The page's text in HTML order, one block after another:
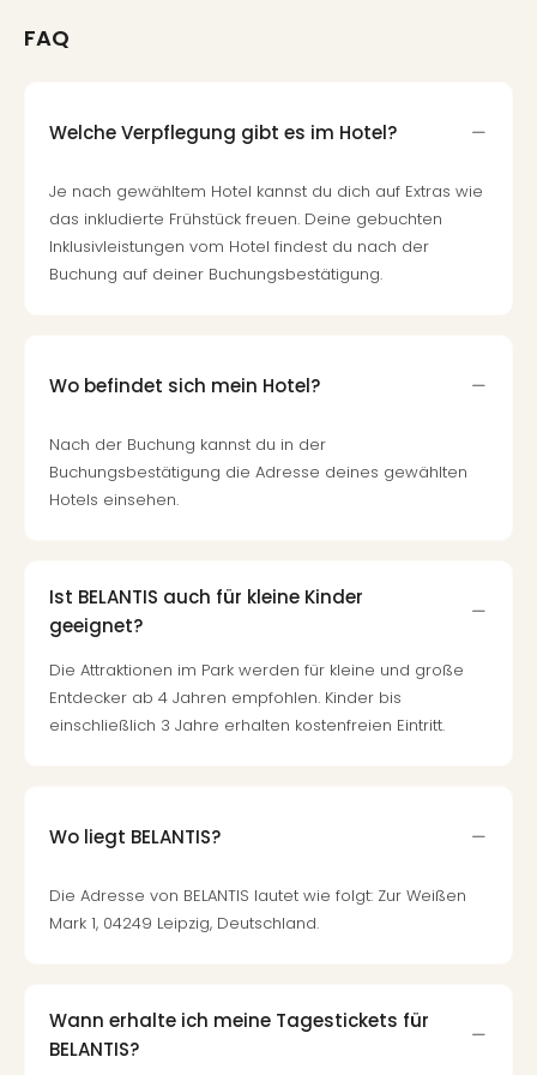
FAQ
Welche Verpflegung gibt es im Hotel?
Je nach gewähltem Hotel kannst du dich auf Extras wie
das inkludierte Frühstück freuen. Deine gebuchten
Inklusivleistungen vom Hotel findest du nach der
Buchung auf deiner Buchungsbestätigung.
Wo befindet sich mein Hotel?
Nach der Buchung kannst du in der
Buchungsbestätigung die Adresse deines gewählten
Hotels einsehen.
Ist BELANTIS auch für kleine Kinder
geeignet?
Die Attraktionen im Park werden für kleine und große
Entdecker ab 4 Jahren empfohlen. Kinder bis
einschließlich 3 Jahre erhalten kostenfreien Eintritt.
Wo liegt BELANTIS?
Die Adresse von BELANTIS lautet wie folgt: Zur Weißen
Mark 1, 04249 Leipzig, Deutschland.
Wann erhalte ich meine Tagestickets für
BELANTIS?